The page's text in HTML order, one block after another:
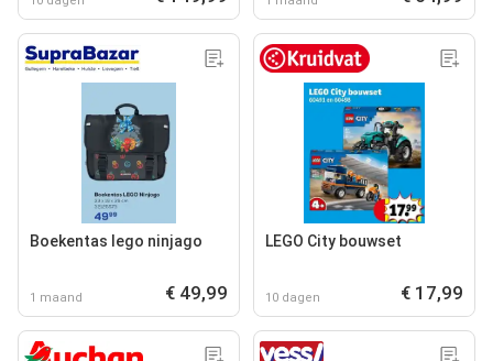
Boekentas lego ninjago
1 maand € 49,99
LEGO City bouwset
10 dagen € 17,99